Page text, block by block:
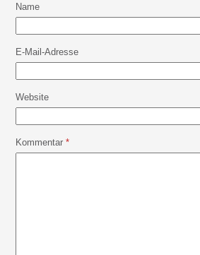
Name
E-Mail-Adresse
Website
Kommentar*